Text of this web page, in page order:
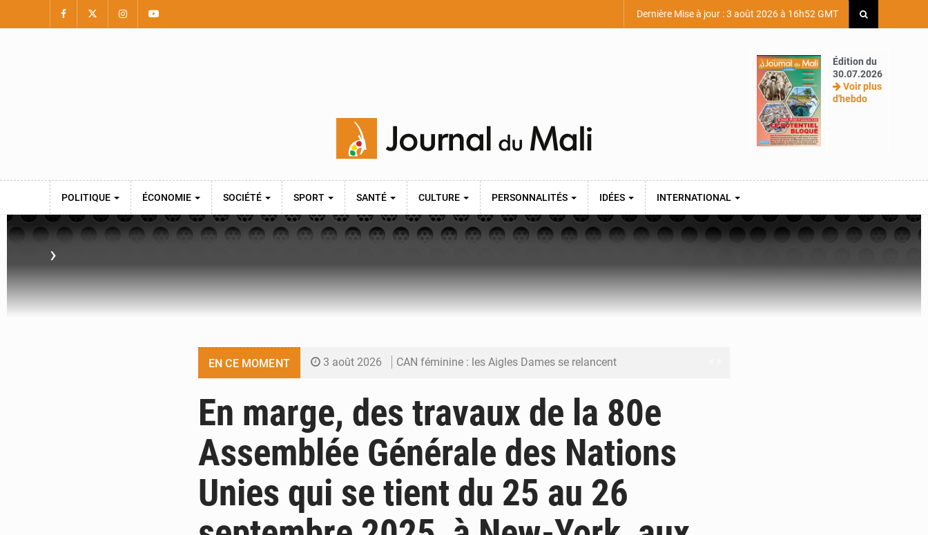
Dernière Mise à jour : 3 août 2026 à 16h52 GMT
Édition du
30.07.2026
Voir plus
d'hebdo
POLITIQUE ÉCONOMIE SOCIÉTÉ SPORT SANTÉ CULTURE PERSONNALITÉS IDÉES INTERNATIONAL
›
EN CE MOMENT 3 août 2026 CAN féminine : les Aigles Dames se relancent
3 août 2026 Hivernage : l’anticipation des crues à l’épreuve
3 août 2026 Mobilité étudiante : une présence africaine en hausse dans les universités russes
3 août 2026 Emploi des jeunes au Mali : des compétences encore difficiles à valoriser
En marge, des travaux de la 80e
Assemblée Générale des Nations
Unies qui se tient du 25 au 26